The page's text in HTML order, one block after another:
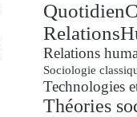
Relations
Sociologie
Technologies
Théories